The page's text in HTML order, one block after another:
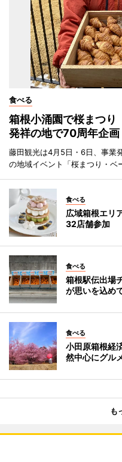
食べる
箱根小涌園で桜まつ
発祥の地で70周年企画
藤田観光は4月5日・6日、事業
の地域イベント「桜まつり・ベ
食べる
広域箱根エリ
32店舗参加
食べる
箱根駅伝出場
が思いを込め
食べる
小田原箱根経
然中心にグル
も